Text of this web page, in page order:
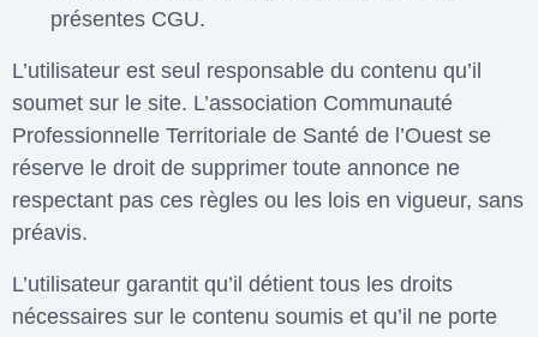
présentes CGU.
L’utilisateur est seul responsable du contenu qu’il
soumet sur le site. L’association Communauté
Professionnelle Territoriale de Santé de l’Ouest se
réserve le droit de supprimer toute annonce ne
respectant pas ces règles ou les lois en vigueur, sans
préavis.
L’utilisateur garantit qu’il détient tous les droits
nécessaires sur le contenu soumis et qu’il ne porte